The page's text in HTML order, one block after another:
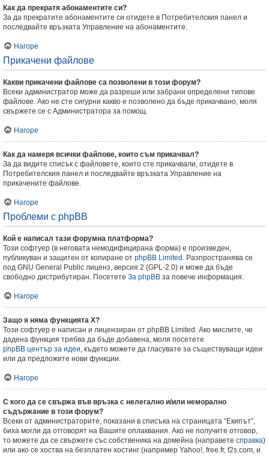
Как да прекратя абонаментите си?
За да прекратите абонаментите си отидете в Потребителския панел и
последвайте връзката Управление на абонаментите.
Нагоре
Прикачени файлове
Какви прикачени файлове са позволени в този форум?
Всеки администратор може да разреши или забрани определени типове
файлове. Ако не сте сигурни какво е позволено да бъде прикачвано, моля
свържете се с Администратора за помощ.
Нагоре
Как да намеря всички файлове, които съм прикачвал?
За да видите списък с файловете, които сте прикачвали, отидете в
Потребителския панел и последвайте връзката Управление на
прикачените файлове.
Нагоре
Проблеми с phpBB
Кой е написал тази форумна платформа?
Този софтуер (в неговата немодифицирана форма) е произведен,
публикуван и защитен от копиране от phpBB Limited . Разпространява се
под GNU General Public лиценз, версия 2 (GPL-2.0) и може да бъде
свободно дистрибутиран. Посетете За phpBB за повече информация.
Нагоре
Защо я няма функцията X?
Този софтуер е написан и лицензиран от phpBB Limited. Ако мислите, че
дадена функция трябва да бъде добавена, моля посетете
phpBB център за идеи, където можете да гласувате за съществуващи идеи
или да предложите нови функции.
Нагоре
С кого да се свържа във връзка с нелегално и/или неморално
съдържание в този форум?
Всеки от администраторите, показани в списъка на страницата “Екипът”,
биха могли да отговорят на Вашите оплаквания. Ако не получите отговор,
то можете да се свържете със собственика на домейна (направете справка)
или ако се хоства на безплатен хостинг (например Yahoo!, free.fr, f2s.com, и